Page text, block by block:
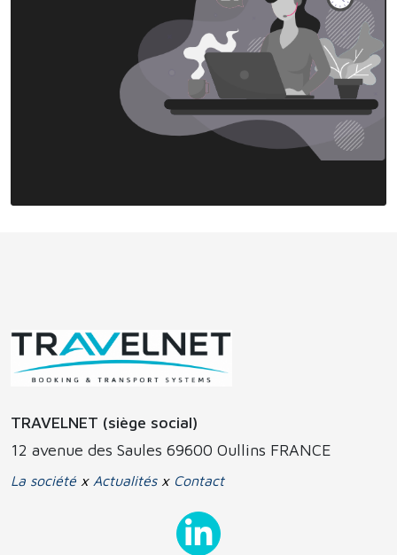
TRAVELNET (siège social)
12 avenue des Saules 69600 Oullins FRANCE
La société x Actualitésx Contact